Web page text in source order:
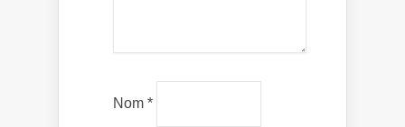
Nom *